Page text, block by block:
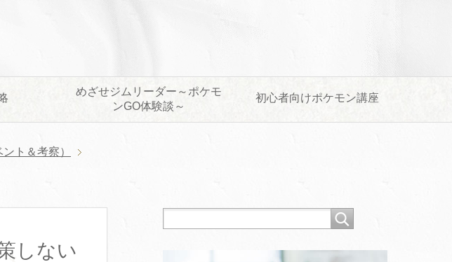
めざせジムリーダー～ポケモ
ンGO体験談～
初心者向けポケモン講座
ト＆考察）
しない